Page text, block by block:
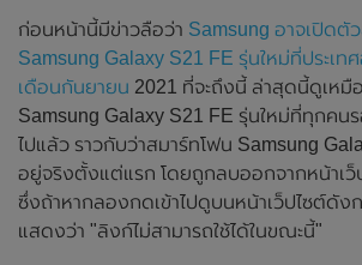
ก่อนหน้านี้มีข่าวลือว่า Samsung อาจเปิดตั
Samsung Galaxy S21 FE รุ่นใหม่ที่ประเท
เดือนกันยายน 2021 ที่จะถึงนี้ ล่าสุดนี้ดูเหมื
Samsung Galaxy S21 FE รุ่นใหม่ที่ทุกคน
ไปแล้ว ราวกับว่าสมาร์ทโฟน Samsung
อยู่จริงตั้งแต่แรก โดยถูกลบออกจากหน้าเว็
ซึ่งถ้าหากลองกดเข้าไปดูบนหน้าเว็ปไซต์ดัง
แสดงว่า "ลิงก์ไม่สามารถใช้ได้ในขณะนี้"